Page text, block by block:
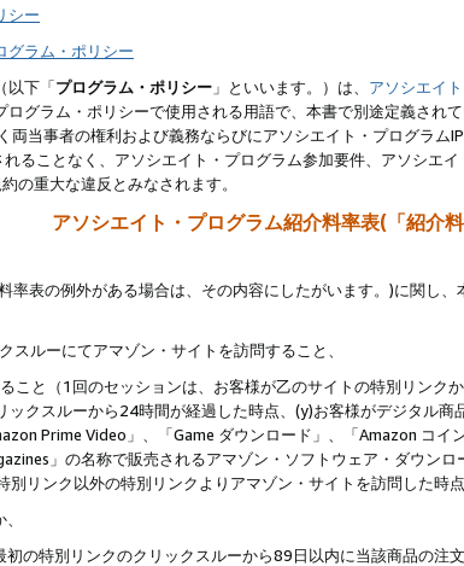
シー
グラム・ポリシー
以下「プログラム・ポリシー 」といいます。）は、 アソシエイ
グラム・ポリシーで使用される用語で、本書で別途定義され
当事者の権利および義務ならびにアソシエイト・プログラム
ることなく、アソシエイト・プログラム参加要件、アソシエ
の重大な違反とみなされます。
アソシエイト・プログラム紹介料率表(「紹介
率表の例外がある場合は、その内容にしたがいます。)に関し
ルーにてアマゾン・サイトを訪問すること、
こと（1回のセッションは、お客様が乙のサイトの特別リンク
ックスルーから24時間が経過した時点、(y)お客様がデジタル
Prime Video」、「Game ダウンロード」、「Amazon コ
」の名称で販売されるアマゾン・ソフトウェア・ダウンロ
リンク以外の特別リンクよりアマゾン・サイトを訪問した時
の特別リンクのクリックスルーから89日以内に当該商品の注